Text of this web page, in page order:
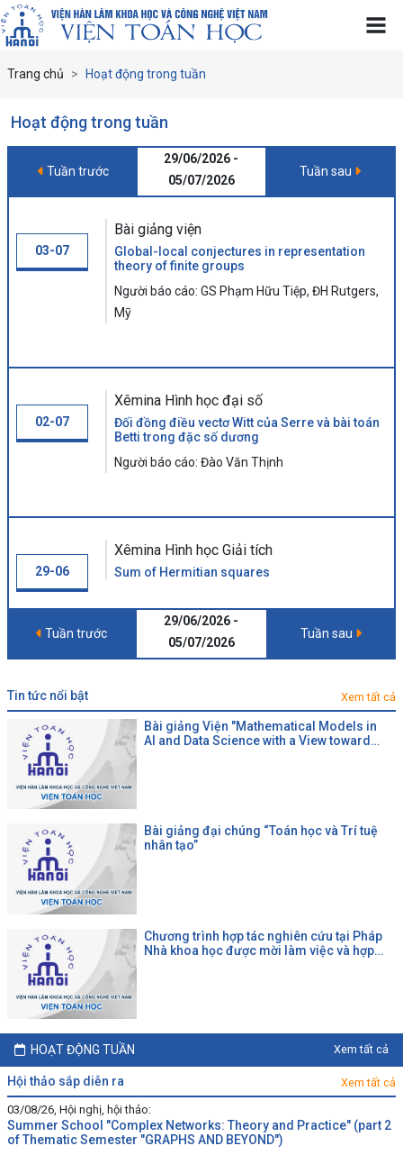
Trang chủ Hoạt động trong tuần
Hoạt động trong tuần
Tuần trước
29/06/2026 -
05/07/2026
Tuần sau
03-07
Bài giảng viện
Global-local conjectures in representation
theory of finite groups
Người báo cáo: GS Phạm Hữu Tiệp, ĐH Rutgers,
Mỹ
02-07
Xêmina Hình học đại số
Đối đồng điều vectơ Witt của Serre và bài toán
Betti trong đặc số dương
Người báo cáo: Đào Văn Thịnh
29-06
Xêmina Hình học Giải tích
Sum of Hermitian squares
Tuần trước
29/06/2026 -
05/07/2026
Tuần sau
tin tức nổi bật Xem tất cả
Bài giảng Viện "Mathematical Models in
AI and Data Science with a View toward
Bài giảng đại chúng “Toán học và Trí tuệ
nhân tạo”
Chương trình hợp tác nghiên cứu tại Pháp
Nhà khoa học được mời làm việc và hợp
HOẠT ĐỘNG TUẦN Xem tất cả
hội thảo sắp diễn ra
Xem tất cả
03/08/26, Hội nghị, hội thảo:
Summer School "Complex Networks: Theory and Practice" (part 2
of Thematic Semester "GRAPHS AND BEYOND")